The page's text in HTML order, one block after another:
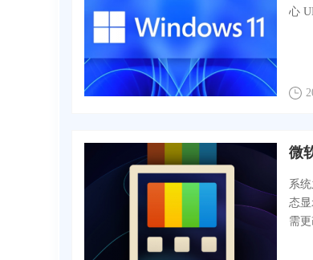
心
微
系
态显
需